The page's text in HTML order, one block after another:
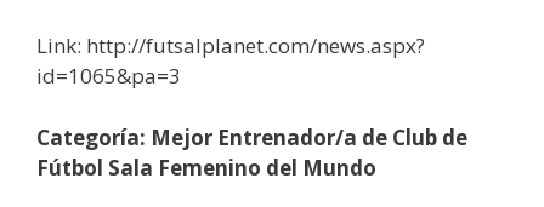
Link: http://futsalplanet.com/news.aspx?
id=1065&pa=3
Categoría: Mejor Entrenador/a de Club de
Fútbol Sala Femenino del Mundo